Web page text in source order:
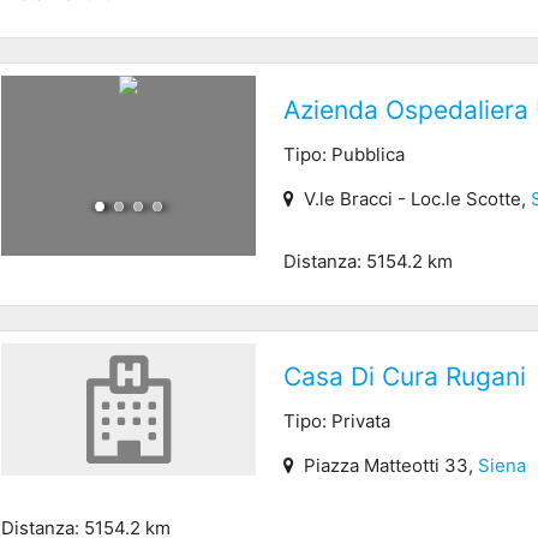
Azienda
Tipo: Pubblica
V.le Bracci - Loc.le Scotte,
Distanza: 5154.2 km
Casa Di Cura Rugani
Tipo: Privata
Piazza Matteotti 33, Siena
Distanza: 5154.2 km